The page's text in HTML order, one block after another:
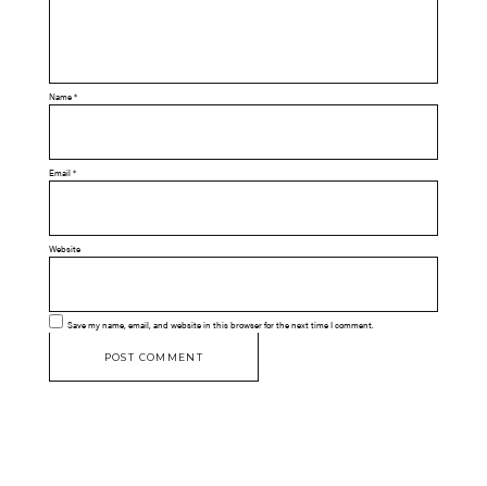
Name*
Email*
Website
Save my name, email, and website in this browser for the next time I comment.